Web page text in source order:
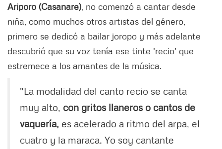
Ariporo (Casanare) , no comenzó a cantar desde
niña, como muchos otros artistas del género,
primero se dedicó a bailar joropo y más adelante
descubrió que su voz tenía ese tinte 'recio' que
estremece a los amantes de la música.
"La modalidad del canto recio se canta
muy alto, con gritos llaneros o cantos de
vaquería, es acelerado a ritmo del arpa, el
cuatro y la maraca. Yo soy cantante